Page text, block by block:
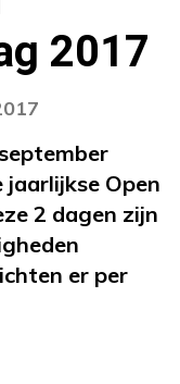
2017
Open
2 dagen zijn
er per